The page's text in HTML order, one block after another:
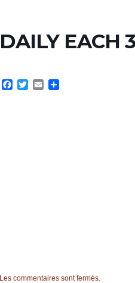
DAILY EACH
Facebook
TwitterEmail
Les commentaires sont fermés.